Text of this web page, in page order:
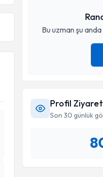
Bu uzman şu
Profil
Son 30 günlük